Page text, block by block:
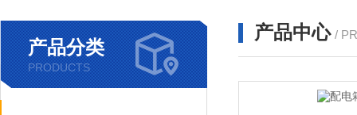
产品分类
PRODUCTS
产品中心 /